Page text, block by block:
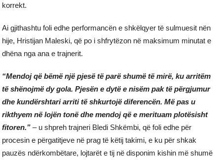
korrekt.
Ai gjithashtu foli edhe performancën e shkëlqyer të sulmuesit nën
hije, Hristijan Maleski, që po i shfrytëzon në maksimum minutat e
dhëna nga ana e trajnerit.
“Mendoj që bëmë një pjesë të parë shumë të mirë, ku arritëm
të shënojmë dy gola. Pjesën e dytë e nisëm pak të përgjumur
dhe kundërshtari arriti të shkurtojë diferencën. Më pas u
rikthyem në lojën tonë dhe mendoj që e merituam plotësisht
fitoren.” – u shpreh trajneri Bledi Shkëmbi, që foli edhe për
procesin e përgatitjeve në prag të këtij takimi, e ku për shkak
pauzës ndërkombëtare, lojtarët e tij në disponim kishin më shumë